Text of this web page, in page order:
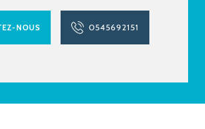
NOUS 0545692151